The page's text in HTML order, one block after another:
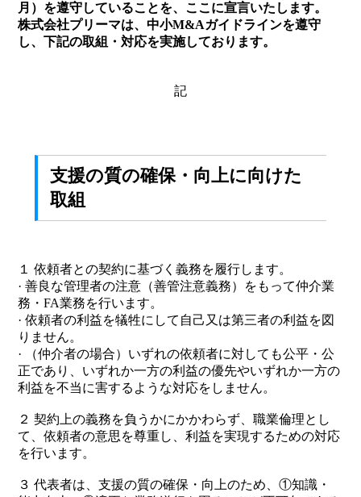
月）を遵守していることを、ここに宣言いたします。
株式会社プリーマは、中小M&Aガイドラインを遵守
し、下記の取組・対応を実施しております。
記
支援の質の確保・向上に向けた
取組
１ 依頼者との契約に基づく義務を履行します。
· 善良な管理者の注意（善管注意義務）をもって仲介業
務・FA業務を行います。
· 依頼者の利益を犠牲にして自己又は第三者の利益を図
りません。
· （仲介者の場合）いずれの依頼者に対しても公平・公
正であり、いずれか一方の利益の優先やいずれか一方の
利益を不当に害するような対応をしません。
２ 契約上の義務を負うかにかかわらず、職業倫理とし
て、依頼者の意思を尊重し、利益を実現するための対応
を行います。
３ 代表者は、支援の質の確保・向上のため、①知識・